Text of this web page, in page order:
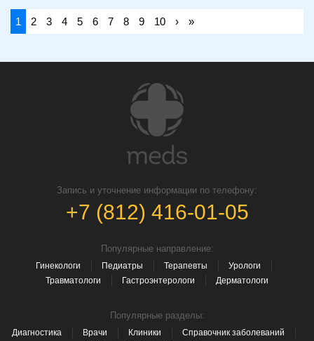
1 2 3 4 5 6 7 8 9 10 › »
Запись и уточнение информации по телефону:
+7 (812) 416-01-05
Популярные направление:
Гинекологи Педиатры Терапевты
Урологи
Травматологи
Гастроэнтерологи Дерматологи
Популярные разделы:
Диагностика Врачи Клиники
Справочник заболеваний